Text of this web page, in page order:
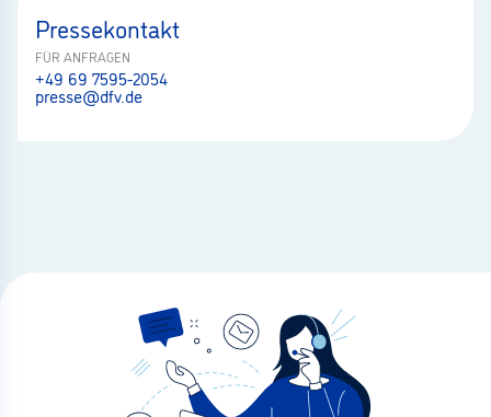
Pressekontakt
FÜR ANFRAGEN
+49 69 7595-2054
presse@dfv.de